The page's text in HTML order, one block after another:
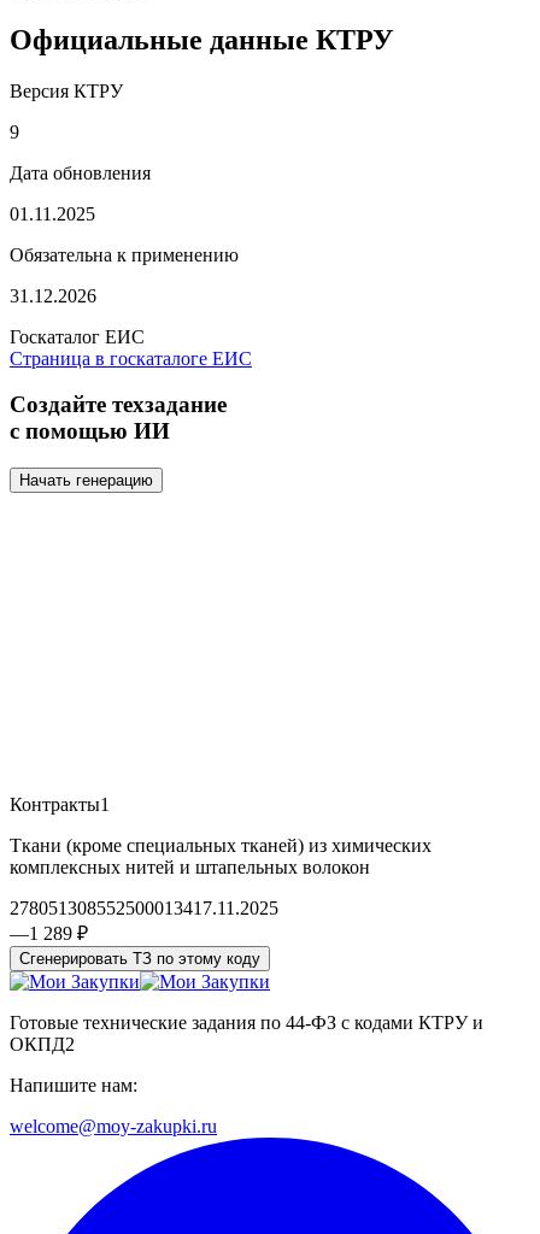
Официальные данные КТРУ
Версия КТРУ
9
Дата обновления
01.11.2025
Обязательна к применению
31.12.2026
Госкаталог ЕИС
Страница в госкаталоге ЕИС
Создайте техзадание
с помощью ИИ
Начать генерацию
Контракты1
Ткани (кроме специальных тканей) из химических
комплексных нитей и штапельных волокон
278051308552500013417.11.2025
—1 289 ₽
Сгенерировать ТЗ по этому коду
Готовые технические задания по 44-ФЗ с кодами КТРУ и
ОКПД2
Напишите нам:
welcome@moy-zakupki.ru